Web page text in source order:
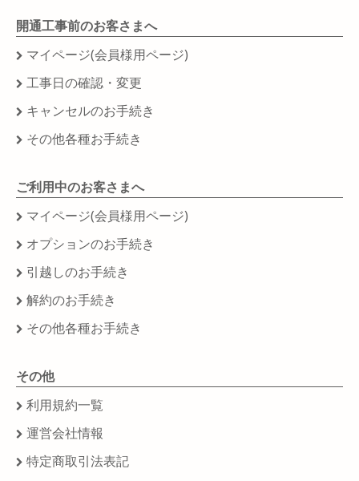
開通工事前のお客さまへ
マイページ(会員様用ページ)
工事日の確認・変更
キャンセルのお手続き
その他各種お手続き
ご利用中のお客さまへ
マイページ(会員様用ページ)
オプションのお手続き
引越しのお手続き
解約のお手続き
その他各種お手続き
その他
利用規約一覧
運営会社情報
特定商取引法表記